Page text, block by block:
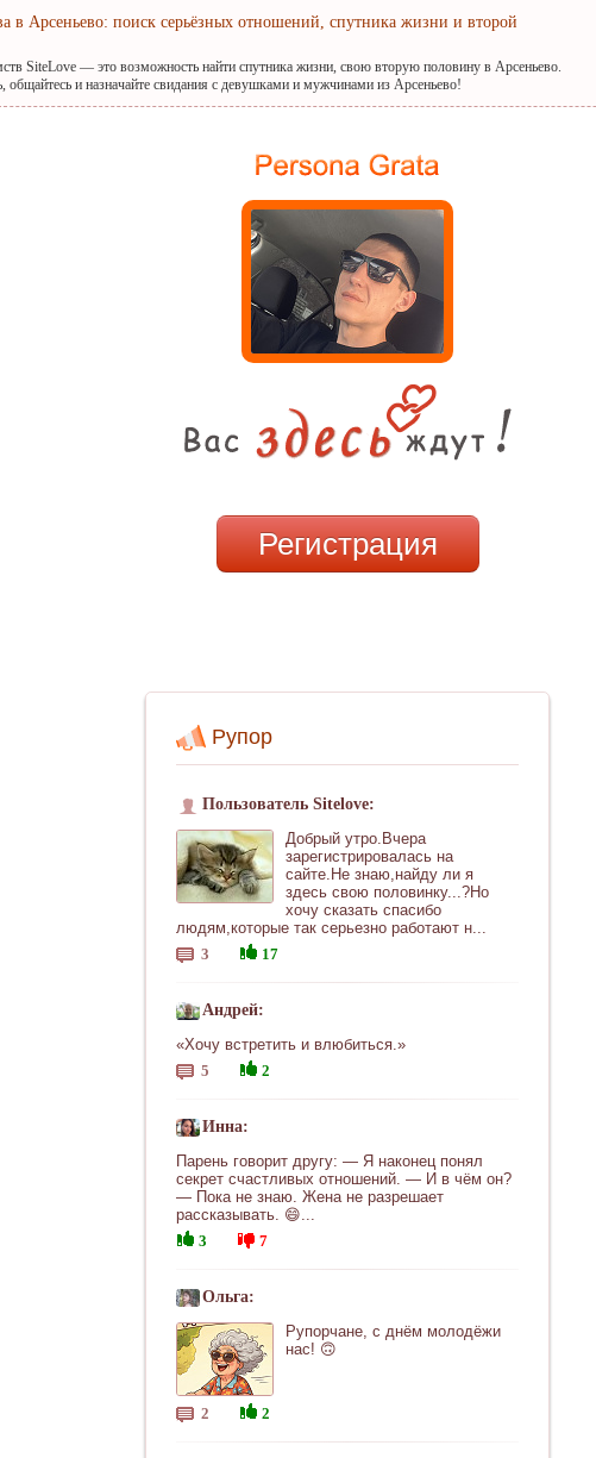
в Арсеньево: поиск серьёзных отношений, спутника жизни и второй
SiteLove — это возможность найти спутника жизни, свою вторую половину в Арсеньево.
общайтесь и назначайте свидания с девушками и мужчинами из Арсеньево!
Регистрация
Рупор
Пользователь Sitelove:
Добрый утро.Вчера
зарегистрировалась на
сайте.Не знаю,найду ли я
здесь свою половинку...?Но
хочу сказать спасибо
людям,которые так серьезно работают н...
3
17
Андрей:
«Хочу встретить и влюбиться.»
5
2
Инна:
Парень говорит другу: — Я наконец понял
секрет счастливых отношений. — И в чём он?
— Пока не знаю. Жена не разрешает
рассказывать. 😄...
3
7
Ольга:
Рупорчане, с днём молодёжи
нас! 🙃
2 2